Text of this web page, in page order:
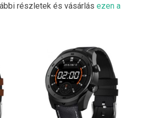
részletek és vásárlás ezen a